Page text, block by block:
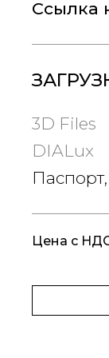
Ссылка
3D Files
DIALux
Цена с